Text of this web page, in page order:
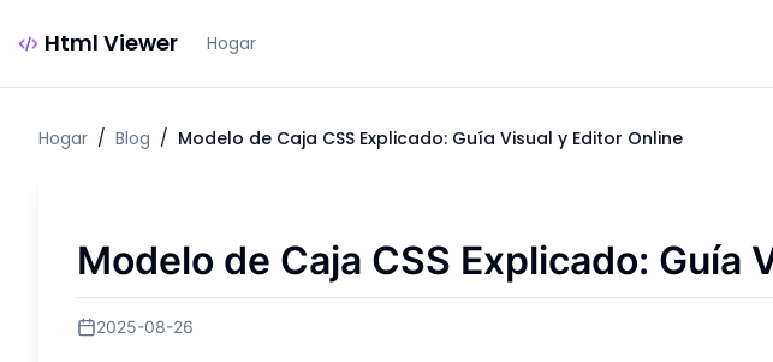
Html Viewer Hogar
Hogar / Blog / Modelo de Caja CSS Explicado: Guía Visual y Editor Online
Modelo de Caja CSS Explicado: Guía
2025-08-26